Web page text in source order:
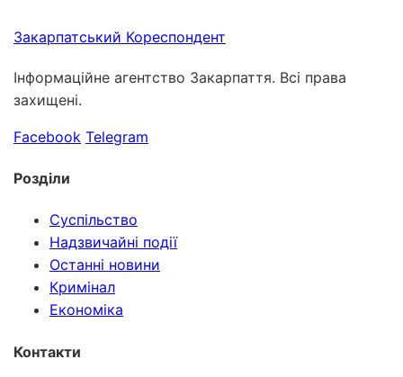
Закарпатський Кореспондент
Інформаційне агентство Закарпаття. Всі права
захищені.
Facebook Telegram
Розділи
Суспільство
Надзвичайні події
Останні новини
Кримінал
Економіка
Контакти